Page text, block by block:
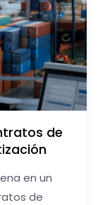
de
en un
de